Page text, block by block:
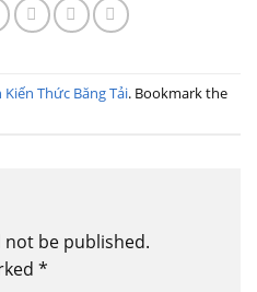
Kiến Thức Băng Tải. Bookmark the
be published.
*